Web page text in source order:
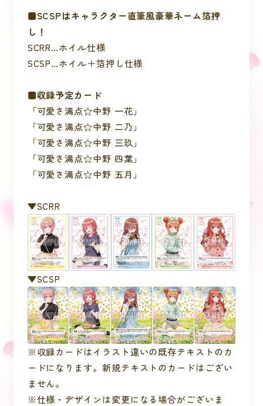
■SCSPはキャラクター直筆風豪華ネーム箔押
し！
SCRR…ホイル仕様
SCSP…ホイル＋箔押し仕様
■収録予定カード
「可愛さ満点☆中野 一花」
「可愛さ満点☆中野 二乃」
「可愛さ満点☆中野 三玖」
「可愛さ満点☆中野 四葉」
「可愛さ満点☆中野 五月」
▼SCRR
▼SCSP
※収録カードはイラスト違いの既存テキストのカ
ードになります。新規テキストのカードはござい
ません。
※仕様・デザインは変更になる場合がございま